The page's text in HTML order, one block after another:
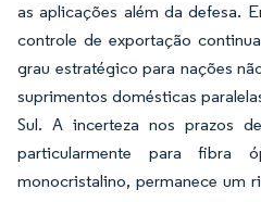
as aplicações além da defesa.
controle de exportação
grau estratégico para nações
suprimentos domésticas
Sul. A incerteza nos prazos
particularmente para fibra
monocristalino, permanece um